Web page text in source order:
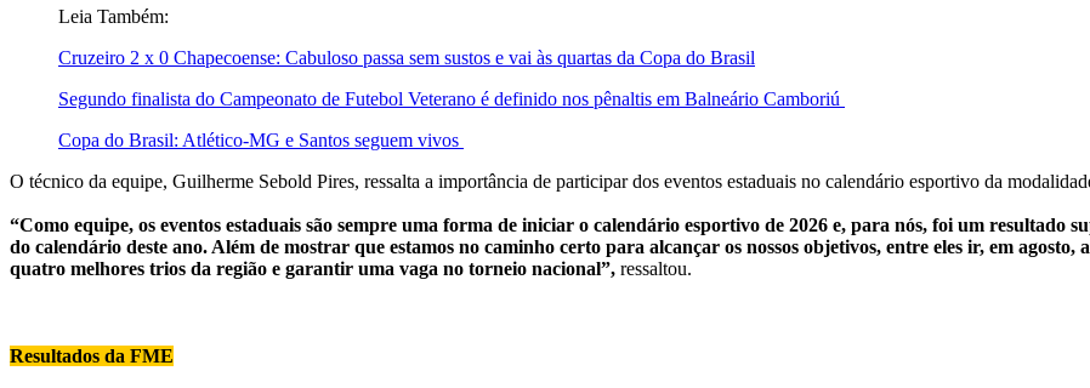
Leia Também:
Cruzeiro 2 x 0 Chapecoense: Cabuloso passa sem sustos e vai às quartas da Copa do Brasil
Segundo finalista do Campeonato de Futebol Veterano é definido nos pênaltis em Balneário Camboriú
Copa do Brasil: Atlético-MG e Santos seguem vivos
O técnico da equipe, Guilherme Sebold Pires, ressalta a importância de participar dos eventos estaduais no calendário esportivo da
“Como equipe, os eventos estaduais são sempre uma forma de iniciar o calendário esportivo de 2026 e, para nós, foi um resultado
do calendário deste ano. Além de mostrar que estamos no caminho certo para alcançar os nossos objetivos, entre eles ir, em
quatro melhores trios da região e garantir uma vaga no torneio nacional”, ressaltou.
Resultados da FME